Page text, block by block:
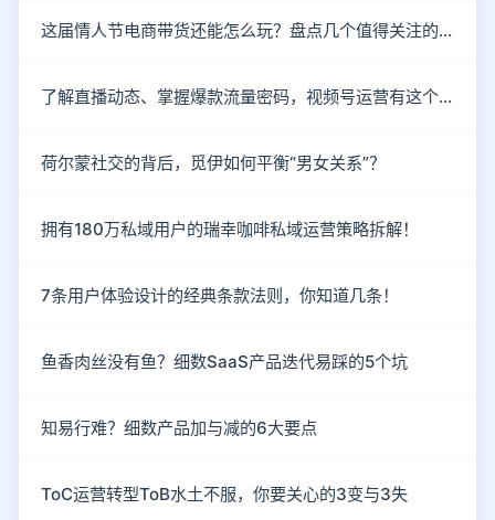
这届情人节电商带货还能怎么玩？盘点几个值得关注的新趋势
了解直播动态、掌握爆款流量密码，视频号运营有这个就够了！
荷尔蒙社交的背后，觅伊如何平衡“男女关系”？
拥有180万私域用户的瑞幸咖啡私域运营策略拆解！
7条用户体验设计的经典条款法则，你知道几条！
鱼香肉丝没有鱼？细数SaaS产品迭代易踩的5个坑
知易行难？细数产品加与减的6大要点
ToC运营转型ToB水土不服，你要关心的3变与3失